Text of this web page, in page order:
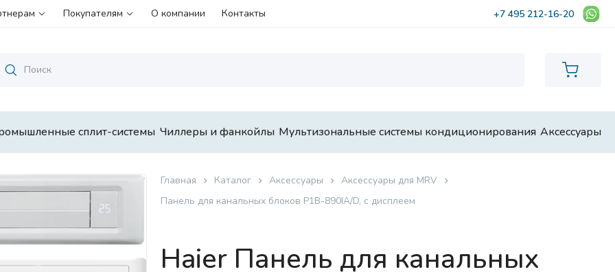
Покупателям О компании Контакты +7 495 212-16-20
сплит-системы Чиллеры и фанкойлы Мультизональные системы кондиционирования Аксессуары
Главная Каталог Аксессуары
Аксессуары для MRV
Панель для канальных блоков P1B-890IA/D, с дисплеем
Haier Панель для канальных